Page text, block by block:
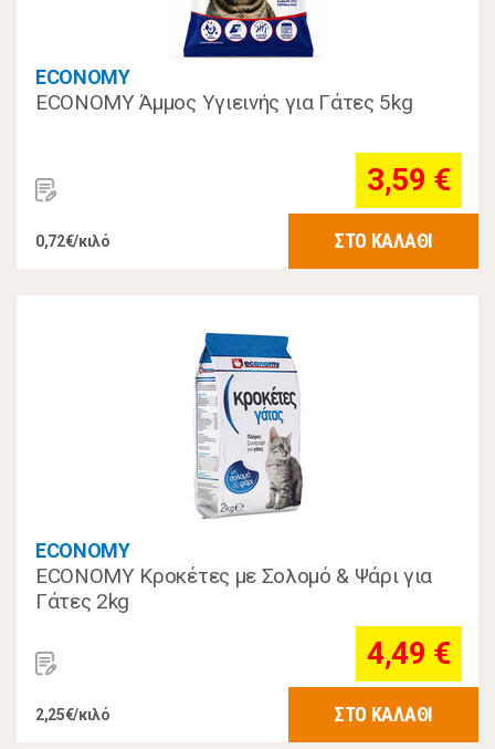
ECONOMY
ECONOMY Άμμος Υγιεινής για Γάτες 5kg
3,59 €
0,72€/κιλό ΣΤΟ ΚΑΛΑΘΙ
ECONOMY
ECONOMY Κροκέτες με Σολομό & Ψάρι για
Γάτες 2kg
4,49 €
2,25€/κιλό ΣΤΟ ΚΑΛΑΘΙ